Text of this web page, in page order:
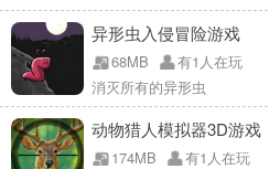
异形虫入侵冒险游戏
68MB
有1人在玩
消灭所有的异形虫
动物猎人模拟器3D游戏
174MB
有1人在玩